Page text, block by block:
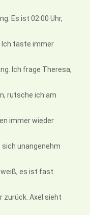
Es ist 02:00 Uhr,
Ich taste immer
Ich frage Theresa,
rutsche ich am
immer wieder
unangenehm
weiß, es ist fast
zurück. Axel sieht